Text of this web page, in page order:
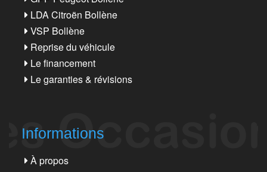
LDA Citroën Bollène
VSP Bollène
Reprise du véhicule
Le financement
Le garanties & révisions
Informations
À propos